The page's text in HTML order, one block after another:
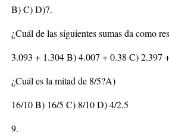
B) C) D)7.
¿Cuál de las siguientes sumas da como
3.093 + 1.304 B) 4.007 + 0.38 C) 2.397
¿Cuál es la mitad de 8/5?A)
16/10 B) 16/5 C) 8/10 D) 4/2.5
9.